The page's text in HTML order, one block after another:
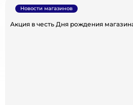
Акция в честь Дня рождения
Новости магазинов